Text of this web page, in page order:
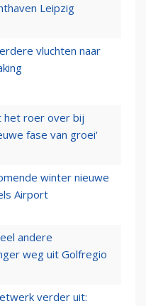
Leipzig
vluchten naar
het roer over bij
fase van groei'
winter nieuwe
Airport
andere
weg uit Golfregio
verder uit: